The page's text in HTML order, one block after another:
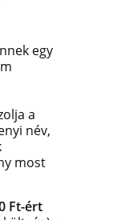
egy
a
név,
most
Ft-ért